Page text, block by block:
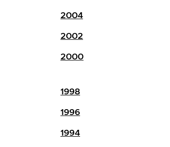
2004
2002
2000
1998
1996
1994